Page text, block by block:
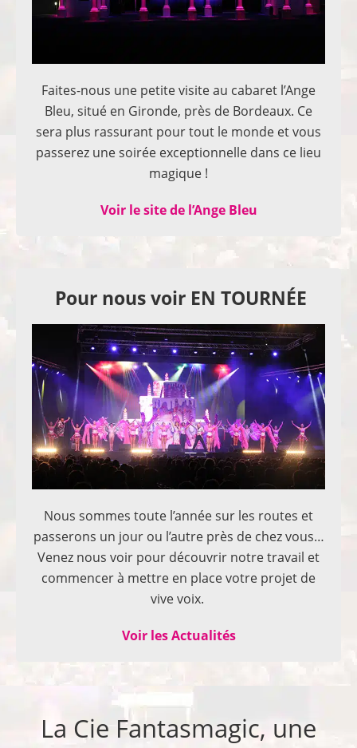
Faites-nous une petite visite au cabaret l’Ange
Bleu, situé en Gironde, près de Bordeaux. Ce
sera plus rassurant pour tout le monde et vous
passerez une soirée exceptionnelle dans ce lieu
magique !
Voir le site de l’Ange Bleu
Pour nous voir EN TOURNÉE
Nous sommes toute l’année sur les routes et
passerons un jour ou l’autre près de chez vous…
Venez nous voir pour découvrir notre travail et
commencer à mettre en place votre projet de
vive voix.
Voir les Actualités
La Cie Fantasmagic, une